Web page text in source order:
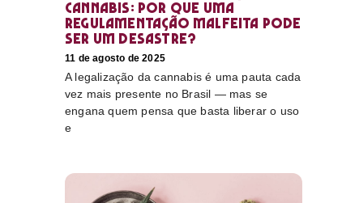
cannabis: por que uma
regulamentação malfeita pode
ser um desastre?
11 de agosto de 2025
A legalização da cannabis é uma pauta cada
vez mais presente no Brasil — mas se
engana quem pensa que basta liberar o uso
e